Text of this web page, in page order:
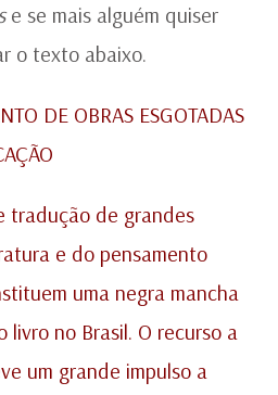
e se mais alguém quiser
o texto abaixo.
DE OBRAS ESGOTADAS
tradução de grandes
e do pensamento
uma negra mancha
livro no Brasil. O recurso a
um grande impulso a